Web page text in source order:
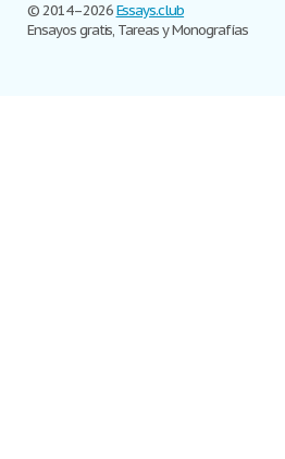
© 2014–2026Essays.club
Ensayos gratis, Tareas y Monografías